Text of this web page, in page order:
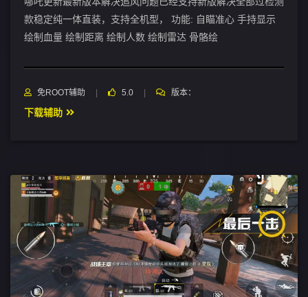
款稳定纯一体直装，支持全机型， 功能: 自瞄准心 手持显示
绘制血量 绘制距离 绘制人数 绘制雷达 骨骼绘
免ROOT辅助 5.0 版本：
下载辅助